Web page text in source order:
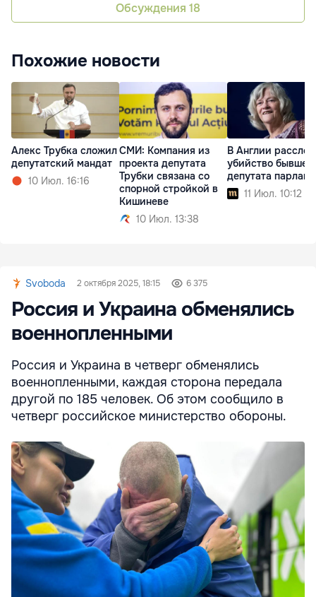
Обсуждения 18
Похожие новости
Алекс Трубка сложил
депутатский мандат
10 Июл. 16:16
СМИ: Компания из
проекта депутата
Трубки связана со
спорной стройкой в
Кишиневе
10 Июл. 13:38
В Англии
убийство
депутата
11 Июл. 10:12
Svoboda 2 октября 2025, 18:15 6 375
Россия и Украина обменялись
военнопленными
Россия и Украина в четверг обменялись
военнопленными, каждая сторона передала
другой по 185 человек. Об этом сообщило в
четверг российское министерство обороны.